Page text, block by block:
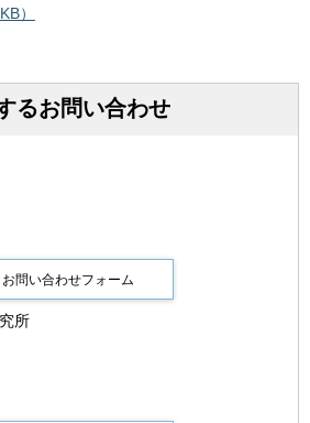
）
るお問い合わせ
所